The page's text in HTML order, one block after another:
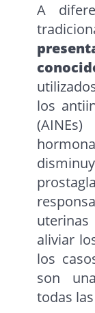
A
los
aliviar
los
son
todas